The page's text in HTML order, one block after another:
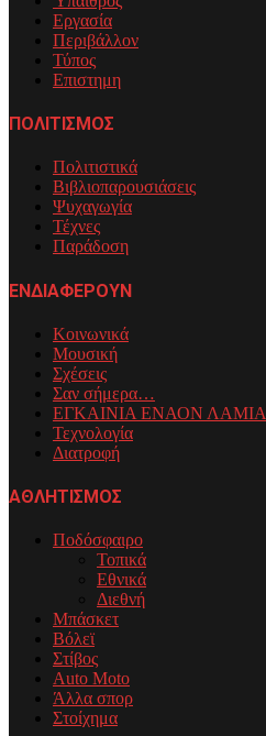
Εργασία
Περιβάλλον
Τύπος
Επιστημη
ΠΟΛΙΤΙΣΜΟΣ
Πολιτιστικά
Βιβλιοπαρουσιάσεις
Ψυχαγωγία
Τέχνες
Παράδοση
ΕΝΔΙΑΦΕΡΟΥΝ
Κοινωνικά
Μουσική
Σχέσεις
Σαν σήμερα…
ΕΓΚΑΙΝΙΑ ΕΝΑΟΝ ΛΑΜΙΑ
Τεχνολογία
Διατροφή
ΑΘΛΗΤΙΣΜΟΣ
Ποδόσφαιρο
Τοπικά
Εθνικά
Διεθνή
Μπάσκετ
Βόλεϊ
Στίβος
Auto Moto
Άλλα σπορ
Στοίχημα